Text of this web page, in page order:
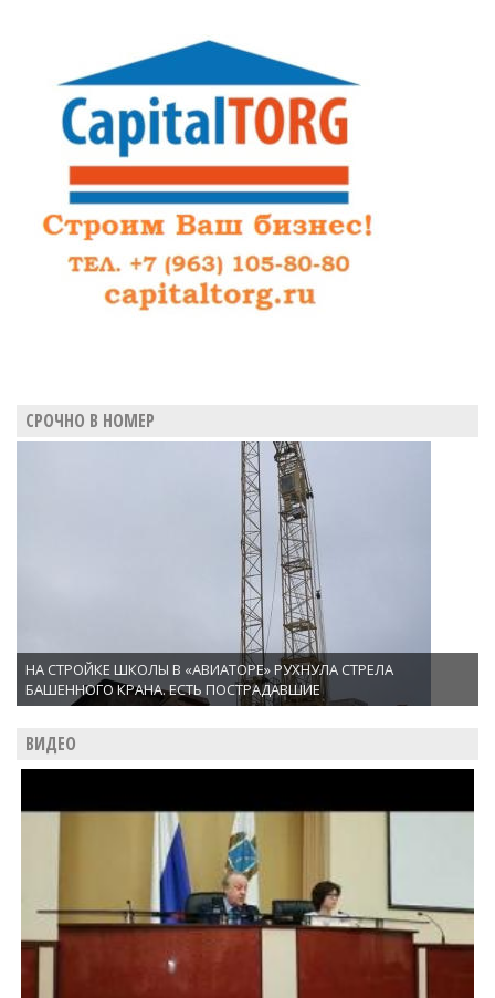
проводить
не
будут
СРОЧНО В НОМЕР
НА СТРОЙКЕ ШКОЛЫ В «АВИАТОРЕ» РУХНУЛА СТРЕЛА
БАШЕННОГО КРАНА. ЕСТЬ ПОСТРАДАВШИЕ
ВИДЕО